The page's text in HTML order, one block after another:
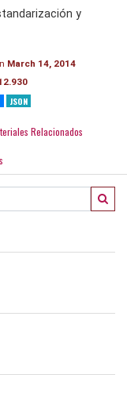
y
March 14, 2014
JSON
Relacionados